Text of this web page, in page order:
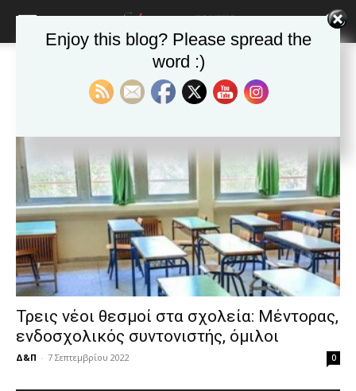
very
lyons
teaches
meaning
pain.
pornhun
porn
γενικός γραμματέας του υπουργείου Παιδείας
Ετικέτα: γενικός γραμματέας του
υπουργείου Παιδείας
Τρεις νέοι θεσμοί στα σχολεία: Μέντορας,
ενδοσχολικός συντονιστής, όμιλοι
Δ&Π - 7 Σεπτεμβρίου 2022 0
Enjoy this blog? Please spread the
word :)